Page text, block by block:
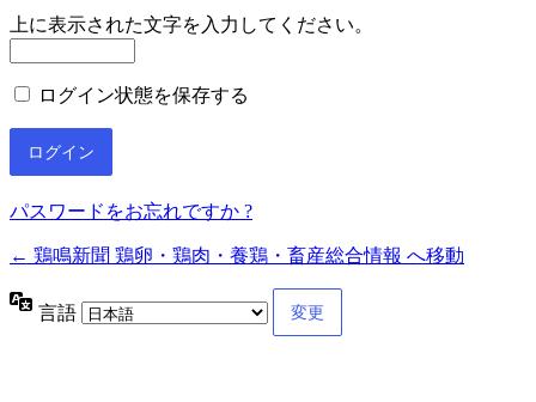
上に表示された文字を入力してください。
ログイン状態を保存する
パスワードをお忘れですか ?
← 鶏鳴新聞 鶏卵・鶏肉・養鶏・畜産総合情報 へ移動
言語